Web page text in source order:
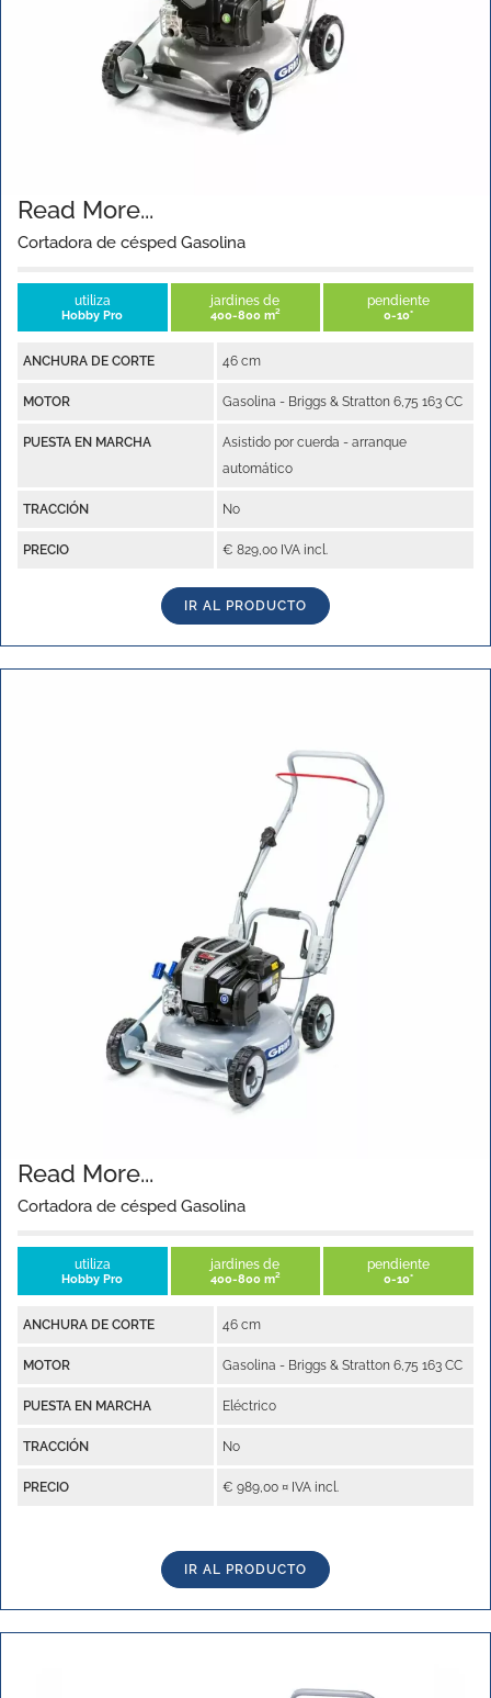
Read More...
Cortadora de césped Gasolina
utiliza
Hobby Pro
jardines de
400-800 m²
pendiente
0-10°
ANCHURA DE CORTE 46 cm
MOTOR Gasolina - Briggs & Stratton 6,75 163 CC
PUESTA EN MARCHA
Asistido por cuerda - arranque
automático
TRACCIÓN No
PRECIO € 829,00 IVA incl.
IR AL PRODUCTO
Read More...
Cortadora de césped Gasolina
utiliza
Hobby Pro
jardines de
400-800 m²
pendiente
0-10°
ANCHURA DE CORTE 46 cm
MOTOR Gasolina - Briggs & Stratton 6,75 163 CC
PUESTA EN MARCHA Eléctrico
TRACCIÓN No
PRECIO € 989,00 ¤ IVA incl.
IR AL PRODUCTO